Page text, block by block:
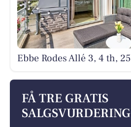
Ebbe Rodes Allé 3, 4 th,
FÅ TRE GRATIS